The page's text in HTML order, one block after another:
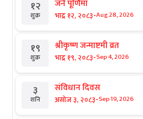
१२
शुक्र
जनै पूर्णिमा
भाद्र १२, २०८३-Aug 28, 2026
१९
शुक्र
श्रीकृष्ण जन्माष्टमी व्रत
भाद्र १९, २०८३-Sep 4, 2026
३
शनि
संविधान दिवस
असोज ३, २०८३-Sep 19, 2026